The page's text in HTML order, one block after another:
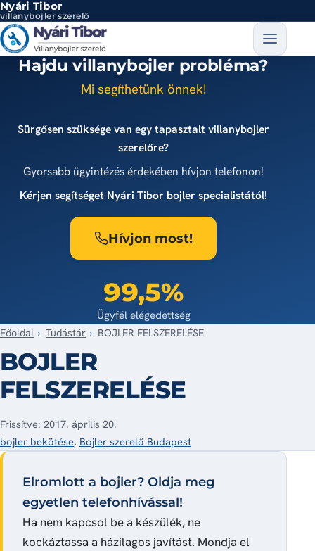
Ugrás a tartalomra
Nyári Tibor
villanybojler szerelő
Hajdu villanybojler probléma?
Mi segíthetünk önnek!
Sürgősen szüksége van egy tapasztalt villanybojler
szerelőre?
Gyorsabb ügyintézés érdekében hívjon telefonon!
Kérjen segítséget Nyári Tibor bojler specialistától!
Hívjon most!
99,5%
Ügyfél elégedettség
Főoldal Tudástár BOJLER FELSZERELÉSE
BOJLER
FELSZERELÉSE
Frissítve: 2017. április 20.
bojler bekötése, Bojler szerelő Budapest
Elromlott a bojler? Oldja meg
egyetlen telefonhívással!
Ha nem kapcsol be a készülék, ne
kockáztassa a házilagos javítást. Mondja el